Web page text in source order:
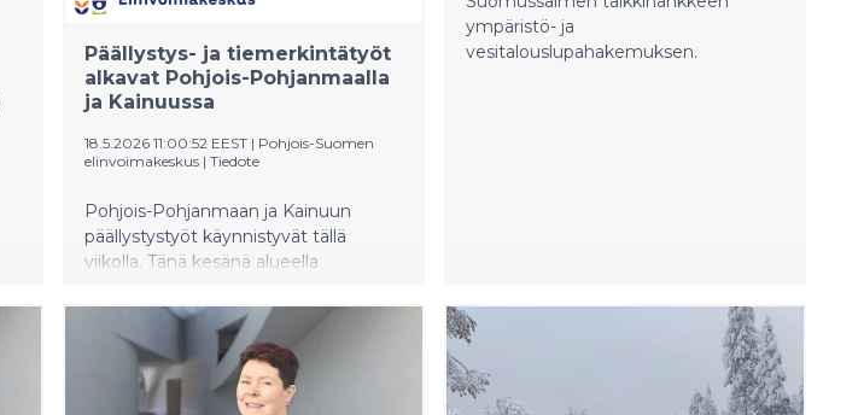
Päällystys- ja tiemerkintätyöt
alkavat Pohjois-Pohjanmaalla
ja Kainuussa
18.5.2026 11:00:52 EEST | Pohjois-Suomen
elinvoimakeskus | Tiedote
Pohjois-Pohjanmaan ja Kainuun
päällystystyöt käynnistyvät tällä
viikolla. Tänä kesänä alueella
kilometriä. Pisin yhtäjaksoinen
päällystyskohde on seututie 786
Oulaisista Haapaveden kunnan rajalle,
yhteensä 16 kilometriä.
ympäristö- ja
vesitalouslupahakemuksen.